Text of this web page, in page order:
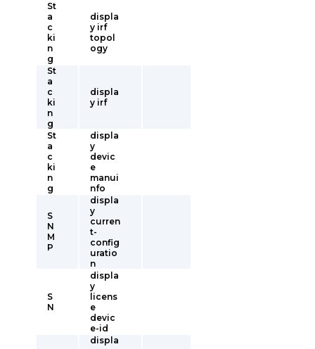
St
a
c
ki
n
g
displa
y irf
topol
ogy
St
a
c
ki
n
g
displa
y irf
St
a
c
ki
n
g
displa
y
devic
e
manui
nfo
S
N
M
P
displa
y
curren
t-
config
uratio
n
S
N
displa
y
licens
e
devic
e-id
displa